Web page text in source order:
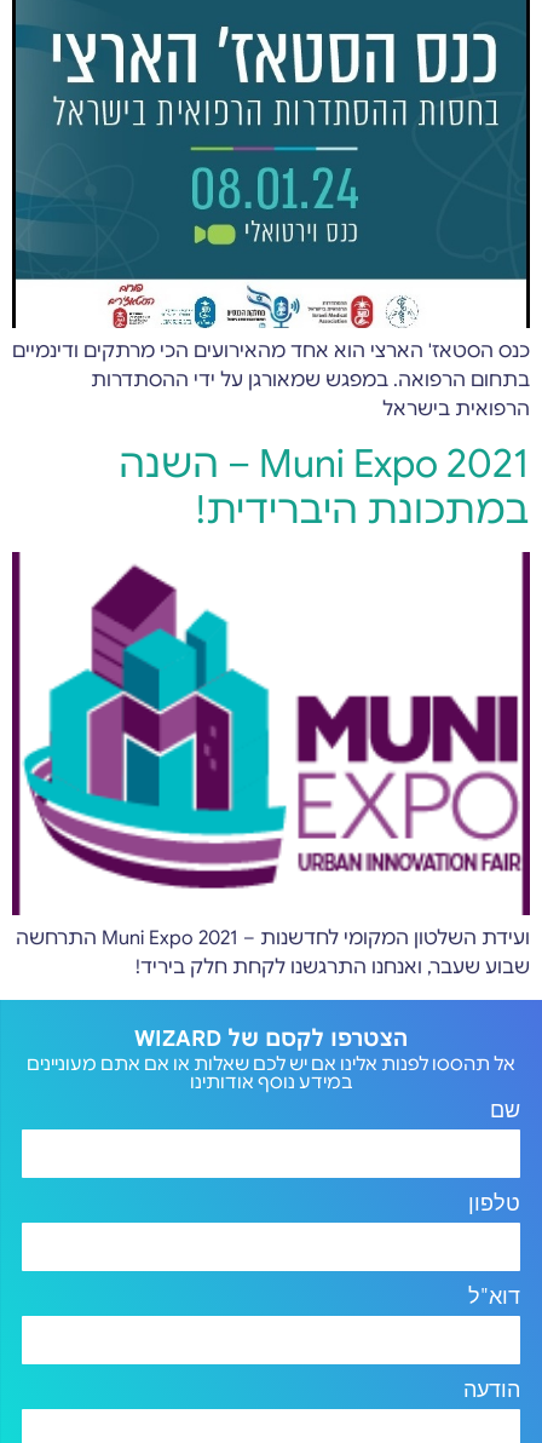
כנס הסטאז' הארצי הוא אחד מהאירועים הכי מרתקים ודינמיים
בתחום הרפואה. במפגש שמאורגן על ידי ההסתדרות
הרפואית בישראל
Muni Expo 2021 – השנה
במתכונת היברידית!
ועידת השלטון המקומי לחדשנות – Muni Expo 2021 התרחשה
שבוע שעבר, ואנחנו התרגשנו לקחת חלק ביריד!
הצטרפו לקסם של WIZARD
אל תהססו לפנות אלינו אם יש לכם שאלות או אם אתם מעוניינים
במידע נוסף אודותינו
שם
טלפון
דוא"ל
הודעה